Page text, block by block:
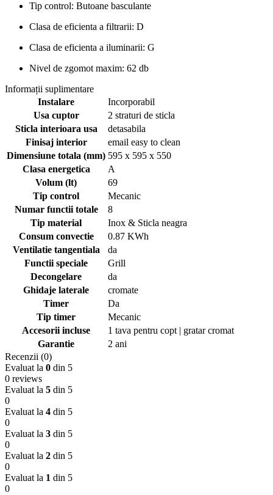
Tip control: Butoane basculante
Clasa de eficienta a filtrarii: D
Clasa de eficienta a iluminarii: G
Nivel de zgomot maxim: 62 db
Informații suplimentare
Instalare
Incorporabil
Usa cuptor
2 straturi de sticla
Sticla interioara usa
detasabila
Finisaj interior
email easy to clean
Dimensiune totala (mm) 595 x 595 x 550
Clasa energetica
A
Volum (lt)
69
Tip control
Mecanic
Numar functii totale
8
Tip material
Inox & Sticla neagra
Consum convectie
0.87 KWh
Ventilatie tangentiala
da
Functii speciale
Grill
Decongelare
da
Ghidaje laterale
cromate
Timer
Da
Tip timer
Mecanic
Accesorii incluse
1 tava pentru copt | gratar cromat
Garantie
2 ani
Recenzii (0)
Evaluat la 0 din 5
0 reviews
Evaluat la 5 din 5
0
Evaluat la 4 din 5
0
Evaluat la 3 din 5
0
Evaluat la 2 din 5
0
Evaluat la 1 din 5
0